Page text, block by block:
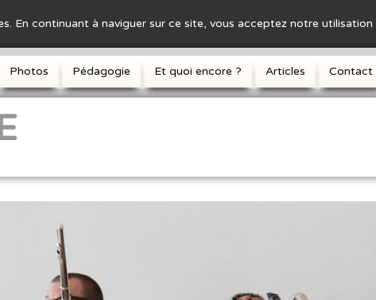
En continuant à naviguer sur ce site, vous acceptez notre utilisation
Photos Pédagogie Et quoi encore ? Articles Contact